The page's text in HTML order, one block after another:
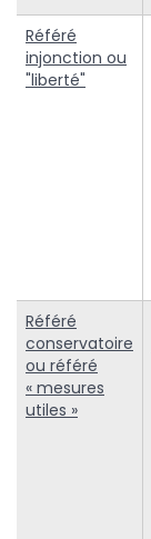
Référé
injonction ou
"liberté"
Référé
conservatoire
ou référé
« mesures
utiles »